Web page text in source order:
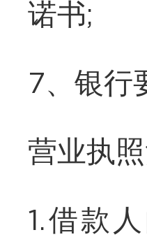
诺书;
7、银行
营业执
1.借款